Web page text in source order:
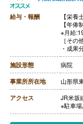
給与・報酬
【栄養
【年
※月給
［その
・成果
【賞与
【通勤
【昇給
【退職
施設形態 病院
事業所所在地 山形県
アクセス
JR米坂
※駐車場